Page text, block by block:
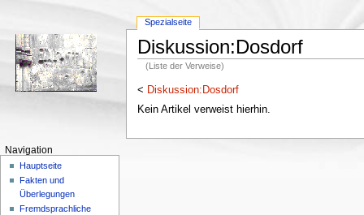
Diskussion:Dosdorf
(Liste der Verweise)
< Diskussion:Dosdorf
Kein Artikel verweist hierhin.
Spezialseite
Navigation
Hauptseite
Fakten und
Überlegungen
Fremdsprachliche